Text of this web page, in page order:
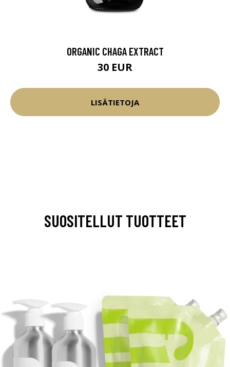
ORGANIC CHAGA EXTRACT
30 EUR
LISÄTIETOJA
SUOSITELLUT TUOTTEET